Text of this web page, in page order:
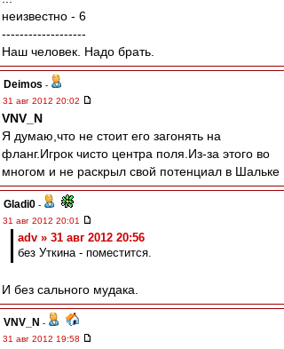
неизвестно - 6
-------------------
Наш человек. Надо брать.
Deimos -
31 авг 2012 20:02
VNV_N
Я думаю,что не стоит его загонять на
фланг.Игрок чисто центра поля.Из-за этого во
многом и не раскрыл свой потенциал в Шальке
Gladi0 -
31 авг 2012 20:01
adv » 31 авг 2012 20:56
без Уткина - поместится.
И без сального мудака.
VNV_N -
31 авг 2012 19:58